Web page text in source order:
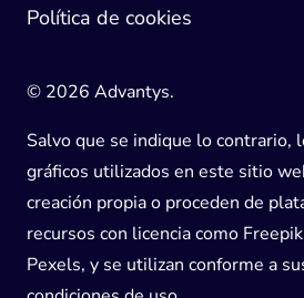
Política de cookies
© 2026 Advantys.
Salvo que se indique lo contrario,
gráficos utilizados en este sitio
creación propia o proceden de
recursos con licencia como
Pexels, y se utilizan conforme a